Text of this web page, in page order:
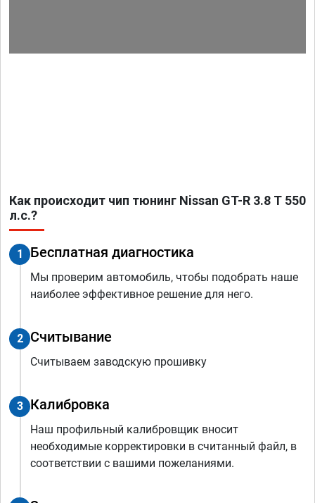
Как происходит чип тюнинг Nissan GT-R 3.8 T 550
л.с.?
1 Бесплатная диагностика
Мы проверим автомобиль, чтобы подобрать наше
наиболее эффективное решение для него.
2 Считывание
Считываем заводскую прошивку
3 Калибровка
Наш профильный калибровщик вносит
необходимые корректировки в считанный файл, в
соответствии с вашими пожеланиями.